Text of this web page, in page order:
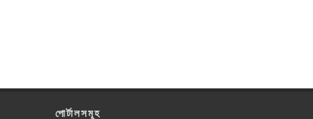
পোর্টালসমূহ